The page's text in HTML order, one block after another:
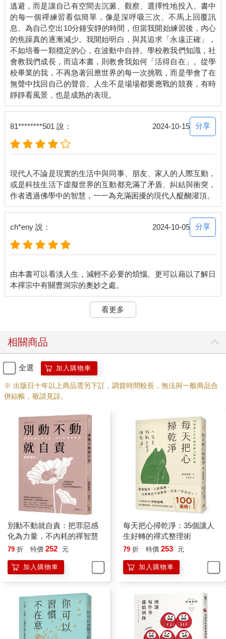
逃避，而是讓自己有空間去沉澱、觀察、選擇性地投入。書中
的每一個禪練習看似簡單，像是深呼吸三次、不馬上回覆訊
息、為自己空出10分鐘安靜的時間，但當我開始練習後，內心
的焦躁真的逐漸減少。我開始明白，與其追求「永遠正確」，
不如培養一顆穩定的心，在波動中自持。學校教我們知識，社
會教我們成長，而這本書，則教會我如何「活得自在」。從學
校畢業的我，不再急著回應世界的每一次挑戰，而是學會了在
無聲中找回自己的聲音。人生不是場場都要應戰的競賽，有時
81********501 說： 2024-10-15 分享
現代人不論是現實的生活中與同事、朋友、家人的人際互動，
或是科技生活下虛擬世界的互動都充滿了矛盾、糾結與衝突，
ch*eny 說： 2024-10-05 分享
由本書可以看淡人生，減輕不必要的煩惱。更可以藉以了解日
看更多
相關商品
全選 加入購物車
※ 出版日十年以上商品需另下訂，調貨時間較長，無法與一般商品合
併結帳，敬請見諒。
別動不動就自責：把罪惡感
化為力量，不內耗的禪智慧
79 折 特價 252 元
加入購物車
每天把心掃乾淨：35個讓人
生好轉的禪式整理術
79 折 特價 253 元
加入購物車